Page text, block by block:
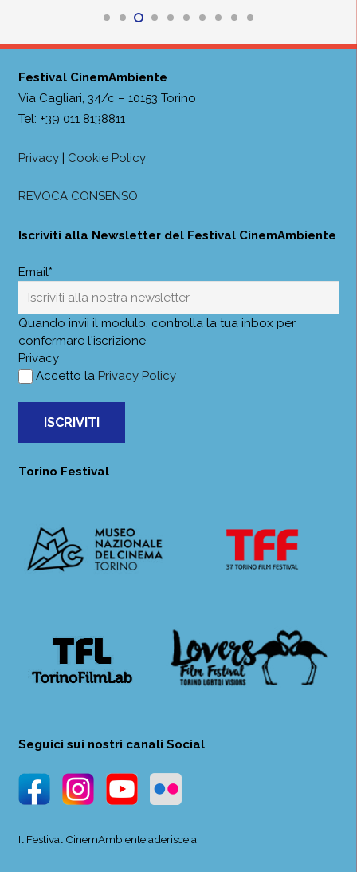
Festival CinemAmbiente
Via Cagliari, 34/c – 10153 Torino
Tel: +39 011 8138811
Privacy| Cookie Policy
REVOCA CONSENSO
Iscriviti alla Newsletter del Festival CinemAmbiente
Email*
Quando invii il modulo, controlla la tua inbox per
confermare l'iscrizione
Privacy
Accetto la Privacy Policy
ISCRIVITI
Torino Festival
Seguici sui nostri canali Social
Il Festival CinemAmbiente aderisce a